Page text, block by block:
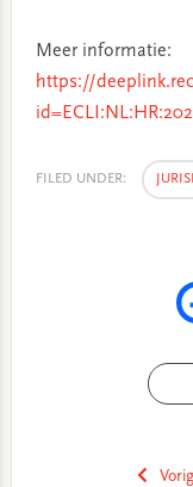
Meer informatie:
https://
FILED UNDER: